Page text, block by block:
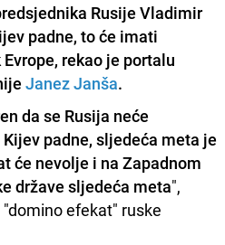
Rusije Vladimir
padne, to će imati
rekao je portalu
Janez Janša.
da se Rusija neće
padne, sljedeća meta je
će nevolje i na Zapadnom
države sljedeća meta",
efekat" ruske